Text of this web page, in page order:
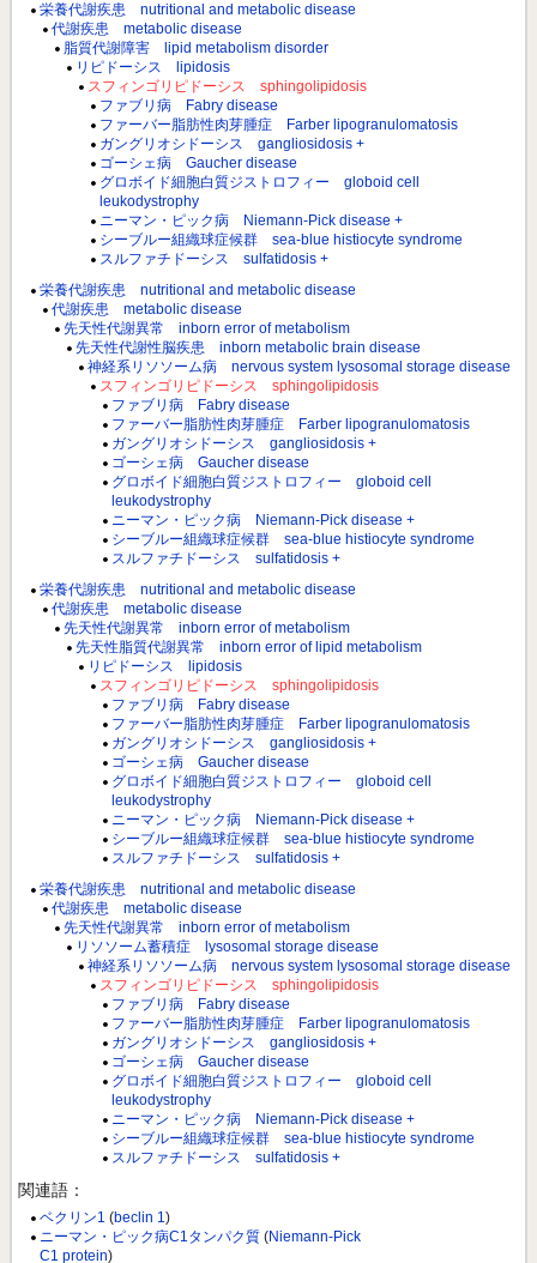
栄養代謝疾患 nutritional and metabolic disease
代謝疾患 metabolic disease
脂質代謝障害 lipid metabolism disorder
リピドーシス lipidosis
スフィンゴリピドーシス sphingolipidosis
ファブリ病 Fabry disease
ファーバー脂肪性肉芽腫症 Farber lipogranulomatosis
ガングリオシドーシス gangliosidosis +
ゴーシェ病 Gaucher disease
グロボイド細胞白質ジストロフィー globoid cell
leukodystrophy
ニーマン・ピック病 Niemann-Pick disease +
シーブルー組織球症候群 sea-blue histiocyte syndrome
スルファチドーシス sulfatidosis +
栄養代謝疾患 nutritional and metabolic disease
代謝疾患 metabolic disease
先天性代謝異常 inborn error of metabolism
先天性代謝性脳疾患 inborn metabolic brain disease
神経系リソソーム病 nervous system lysosomal storage disease
スフィンゴリピドーシス sphingolipidosis
ファブリ病 Fabry disease
ファーバー脂肪性肉芽腫症 Farber lipogranulomatosis
ガングリオシドーシス gangliosidosis +
ゴーシェ病 Gaucher disease
グロボイド細胞白質ジストロフィー globoid cell
leukodystrophy
ニーマン・ピック病 Niemann-Pick disease +
シーブルー組織球症候群 sea-blue histiocyte syndrome
スルファチドーシス sulfatidosis +
栄養代謝疾患 nutritional and metabolic disease
代謝疾患 metabolic disease
先天性代謝異常 inborn error of metabolism
先天性脂質代謝異常 inborn error of lipid metabolism
リピドーシス lipidosis
スフィンゴリピドーシス sphingolipidosis
ファブリ病 Fabry disease
ファーバー脂肪性肉芽腫症 Farber lipogranulomatosis
ガングリオシドーシス gangliosidosis +
ゴーシェ病 Gaucher disease
グロボイド細胞白質ジストロフィー globoid cell
leukodystrophy
ニーマン・ピック病 Niemann-Pick disease +
シーブルー組織球症候群 sea-blue histiocyte syndrome
スルファチドーシス sulfatidosis +
栄養代謝疾患 nutritional and metabolic disease
代謝疾患 metabolic disease
先天性代謝異常 inborn error of metabolism
リソソーム蓄積症 lysosomal storage disease
神経系リソソーム病 nervous system lysosomal storage disease
スフィンゴリピドーシス sphingolipidosis
ファブリ病 Fabry disease
ファーバー脂肪性肉芽腫症 Farber lipogranulomatosis
ガングリオシドーシス gangliosidosis +
ゴーシェ病 Gaucher disease
グロボイド細胞白質ジストロフィー globoid cell
leukodystrophy
ニーマン・ピック病 Niemann-Pick disease +
シーブルー組織球症候群 sea-blue histiocyte syndrome
スルファチドーシス sulfatidosis +
関連語：
ベクリン1 (beclin 1)
ニーマン・ピック病C1タンパク質 (Niemann-Pick
C1 protein)